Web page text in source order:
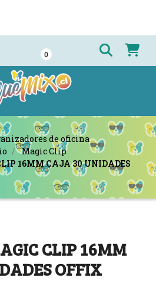
0
de oficina
Magic Clip
16MM CAJA 30 UNIDADES
CLIP 16MM
OFFIX